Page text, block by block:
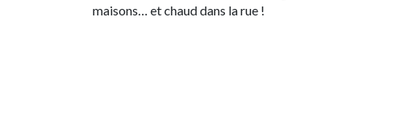
maisons… et chaud dans la rue !